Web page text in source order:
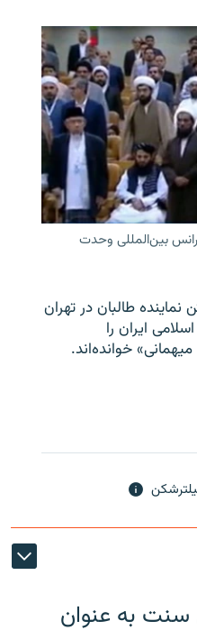
بین‌المللی وحدت
طالبان در تهران
ایران را
خوانده‌اند.
سنت به عنوان